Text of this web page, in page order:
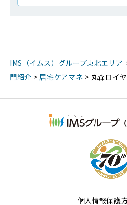
IMS（イムス）グループ東北エリア
門紹介 > 居宅ケアマネ > 丸森ロイ
個人情報保護